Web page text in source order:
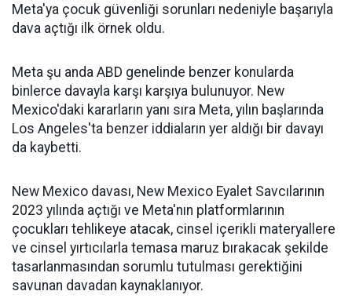
Meta'ya çocuk güvenliği sorunları nedeniyle başarıyla
dava açtığı ilk örnek oldu.
Meta şu anda ABD genelinde benzer konularda
binlerce davayla karşı karşıya bulunuyor. New
Mexico'daki kararların yanı sıra Meta, yılın başlarında
Los Angeles'ta benzer iddiaların yer aldığı bir davayı
da kaybetti.
New Mexico davası, New Mexico Eyalet Savcılarının
2023 yılında açtığı ve Meta'nın platformlarının
çocukları tehlikeye atacak, cinsel içerikli materyallere
ve cinsel yırtıcılarla temasa maruz bırakacak şekilde
tasarlanmasından sorumlu tutulması gerektiğini
savunan davadan kaynaklanıyor.